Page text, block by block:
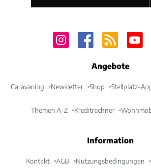
Angebote
Caravaning Newsletter Shop Stellplatz-
Themen A-Z Kreditrechner
Information
Kontakt AGB Nutzungsbedingungen